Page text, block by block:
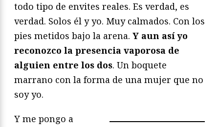
todo tipo de envites reales. Es verdad, es
verdad. Solos él y yo. Muy calmados. Con los
pies metidos bajo la arena. Y aun así yo
reconozco la presencia vaporosa de
alguien entre los dos. Un boquete
marrano con la forma de una mujer que no
soy yo.
Y me pongo a